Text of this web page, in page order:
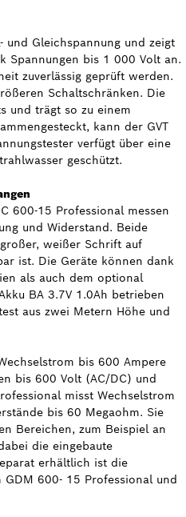
und Gleichspannung und zeigt
Spannungen bis 1 000 Volt an.
zuverlässig geprüft werden.
Schaltschränken. Die
und trägt so zu einem
kann der GVT
verfügt über eine
geschützt.
600-15 Professional messen
und Widerstand. Beide
weißer Schrift auf
ist. Die Geräte können dank
als auch dem optional
BA 3.7V 1.0Ah betrieben
aus zwei Metern Höhe und
bis 600 Ampere
bis 600 Volt (AC/DC) und
misst Wechselstrom
bis 60 Megaohm. Sie
Bereichen, zum Beispiel an
die eingebaute
erhältlich ist die
600- 15 Professional und